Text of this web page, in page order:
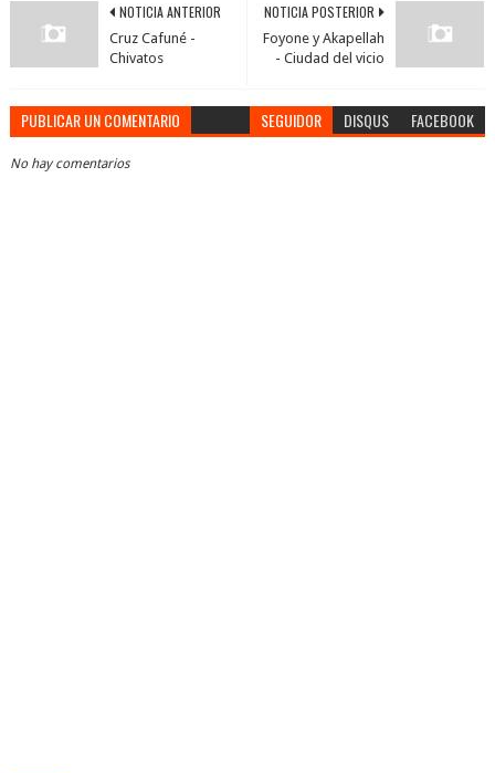
NOTICIA POSTERIOR
Foyone y Akapellah
- Ciudad del vicio
NOTICIA ANTERIOR
Cruz Cafuné -
Chivatos
PUBLICAR UN COMENTARIO SEGUIDOR DISQUS FACEBOOK
No hay comentarios